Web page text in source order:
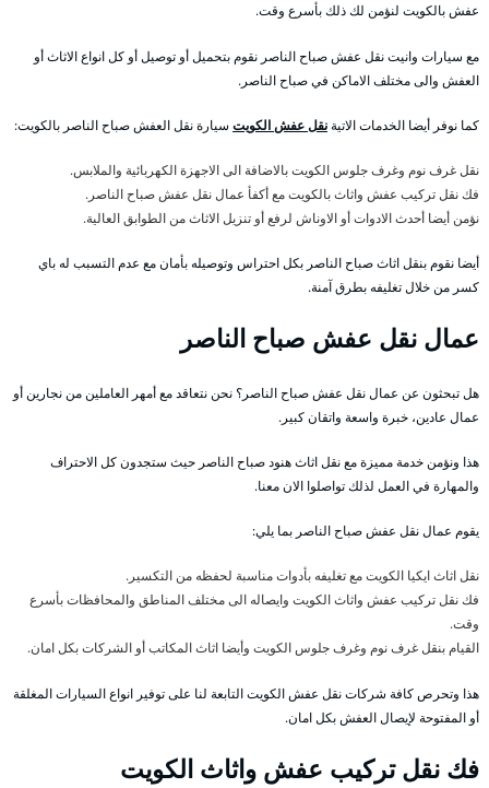
عفش بالكويت لنؤمن لك ذلك بأسرع وقت.
مع سيارات وانيت نقل عفش صباح الناصر نقوم بتحميل أو توصيل أو كل انواع الاثاث أو
العفش والى مختلف الاماكن في صباح الناصر.
كما نوفر أيضا الخدمات الاتيةنقل عفش الكويت سيارة نقل العفش صباح الناصر بالكويت:
نقل غرف نوم وغرف جلوس الكويت بالاضافة الى الاجهزة الكهربائية والملابس.
فك نقل تركيب عفش واثاث بالكويت مع أكفأ عمال نقل عفش صباح الناصر.
نؤمن أيضا أحدث الادوات أو الاوناش لرفع أو تنزيل الاثاث من الطوابق العالية.
أيضا نقوم بنقل اثاث صباح الناصر بكل احتراس وتوصيله بأمان مع عدم التسبب له باي
كسر من خلال تغليفه بطرق آمنة.
عمال نقل عفش صباح الناصر
هل تبحثون عن عمال نقل عفش صباح الناصر؟ نحن نتعاقد مع أمهر العاملين من نجارين أو
عمال عادين، خبرة واسعة واتقان كبير.
هذا ونؤمن خدمة مميزة مع نقل اثاث هنود صباح الناصر حيث ستجدون كل الاحتراف
والمهارة في العمل لذلك تواصلوا الان معنا.
يقوم عمال نقل عفش صباح الناصر بما يلي:
نقل اثاث ايكيا الكويت مع تغليفه بأدوات مناسبة لحفظه من التكسير.
فك نقل تركيب عفش واثاث الكويت وايصاله الى مختلف المناطق والمحافظات بأسرع
وقت.
القيام بنقل غرف نوم وغرف جلوس الكويت وأيضا اثاث المكاتب أو الشركات بكل امان.
هذا وتحرص كافة شركات نقل عفش الكويت التابعة لنا على توفير انواع السيارات المغلقة
أو المفتوحة لإيصال العفش بكل امان.
فك نقل تركيب عفش واثاث الكويت